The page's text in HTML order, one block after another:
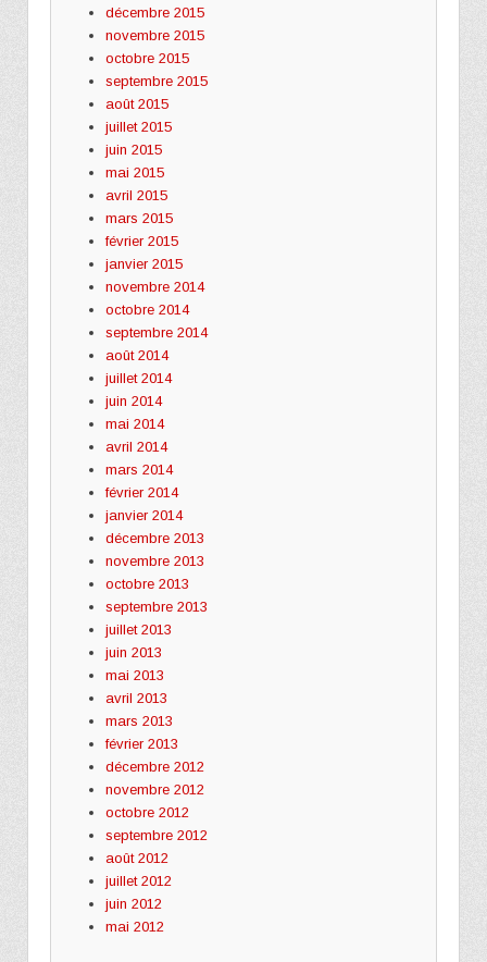
décembre 2015
novembre 2015
octobre 2015
septembre 2015
août 2015
juillet 2015
juin 2015
mai 2015
avril 2015
mars 2015
février 2015
janvier 2015
novembre 2014
octobre 2014
septembre 2014
août 2014
juillet 2014
juin 2014
mai 2014
avril 2014
mars 2014
février 2014
janvier 2014
décembre 2013
novembre 2013
octobre 2013
septembre 2013
juillet 2013
juin 2013
mai 2013
avril 2013
mars 2013
février 2013
décembre 2012
novembre 2012
octobre 2012
septembre 2012
août 2012
juillet 2012
juin 2012
mai 2012